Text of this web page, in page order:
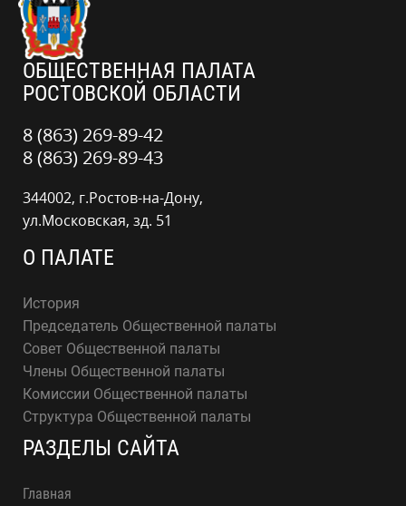
ОБЩЕСТВЕННАЯ ПАЛАТА
РОСТОВСКОЙ ОБЛАСТИ
8 (863) 269-89-42
8 (863) 269-89-43
344002, г.Ростов-на-Дону,
ул.Московская, зд. 51
О ПАЛАТЕ
История
Председатель Общественной палаты
Совет Общественной палаты
Члены Общественной палаты
Комиссии Общественной палаты
Структура Общественной палаты
РАЗДЕЛЫ САЙТА
Главная